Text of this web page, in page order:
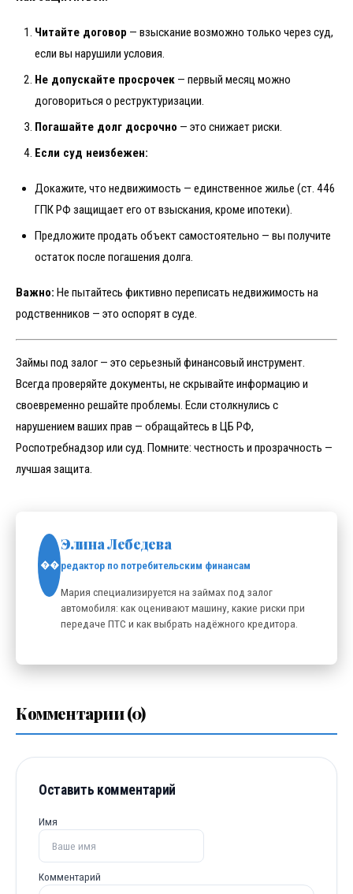
Читайте договор — взыскание возможно только через суд,
если вы нарушили условия.
Не допускайте просрочек — первый месяц можно
договориться о реструктуризации.
Погашайте долг досрочно — это снижает риски.
Если суд неизбежен:
Докажите, что недвижимость — единственное жилье (ст. 446
ГПК РФ защищает его от взыскания, кроме ипотеки).
Предложите продать объект самостоятельно — вы получите
остаток после погашения долга.
Важно: Не пытайтесь фиктивно переписать недвижимость на
родственников — это оспорят в суде.
Займы под залог — это серьезный финансовый инструмент.
Всегда проверяйте документы, не скрывайте информацию и
своевременно решайте проблемы. Если столкнулись с
нарушением ваших прав — обращайтесь в ЦБ РФ,
Роспотребнадзор или суд. Помните: честность и прозрачность —
лучшая защита.
��
Элина Лебедева
редактор по потребительским финансам
Мария специализируется на займах под залог
автомобиля: как оценивают машину, какие риски при
передаче ПТС и как выбрать надёжного кредитора.
Комментарии (0)
Оставить комментарий
Имя
Комментарий